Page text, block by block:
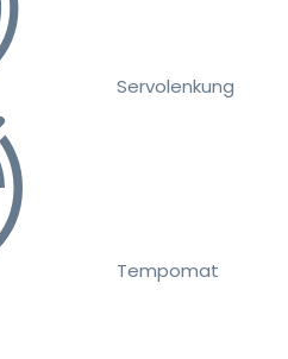
Servolenkung
Tempomat